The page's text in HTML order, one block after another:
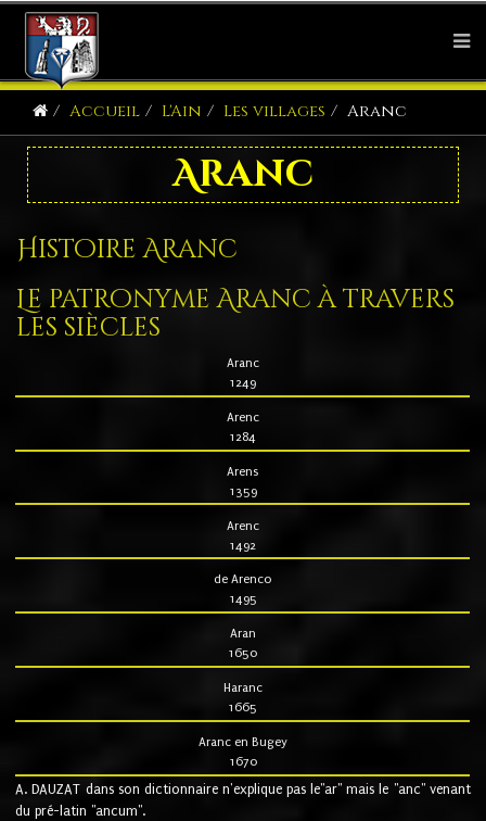
Accueil L'Ain Les villages Aranc
Aranc
Histoire Aranc
Le patronyme Aranc à travers
les siècles
Aranc
1249
Arenc
1284
Arens
1359
Arenc
1492
de Arenco
1495
Aran
1650
Haranc
1665
Aranc en Bugey
1670
A. DAUZAT dans son dictionnaire n'explique pas le"ar" mais le "anc" venant
du pré-latin "ancum".